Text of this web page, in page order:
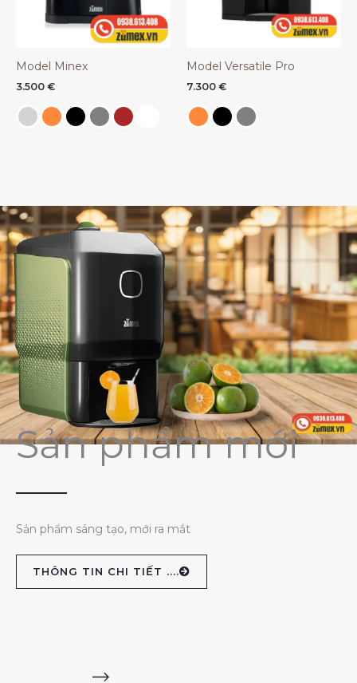
Model Minex
3.500 €
Model Versatile Pro
7.300 €
Sản phẩm mới
Sản phẩm sáng tạo, mới ra mắt
THÔNG TIN CHI TIẾT ....